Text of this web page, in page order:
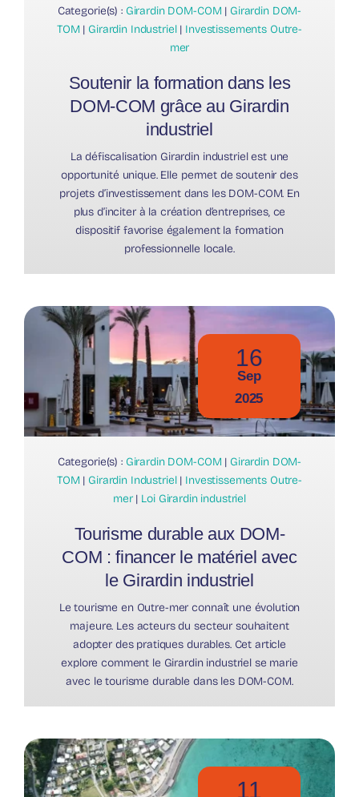
Categorie(s) : Girardin DOM-COM | Girardin DOM-
TOM | Girardin Industriel| Investissements Outre-
mer
Soutenir la formation dans les
DOM-COM grâce au Girardin
industriel
La défiscalisation Girardin industriel est une
opportunité unique. Elle permet de soutenir des
projets d’investissement dans les DOM-COM. En
plus d’inciter à la création d’entreprises, ce
dispositif favorise également la formation
professionnelle locale.
16
Sep
2025
Categorie(s) : Girardin DOM-COM | Girardin DOM-
TOM | Girardin Industriel| Investissements Outre-
mer| Loi Girardin industriel
Tourisme durable aux DOM-
COM : financer le matériel avec
le Girardin industriel
Le tourisme en Outre-mer connaît une évolution
majeure. Les acteurs du secteur souhaitent
adopter des pratiques durables. Cet article
explore comment le Girardin industriel se marie
avec le tourisme durable dans les DOM-COM.
11